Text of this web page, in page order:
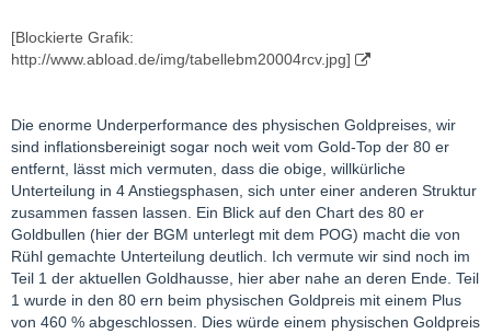
[Blockierte Grafik:
http://www.abload.de/img/tabellebm20004rcv.jpg]
Die enorme Underperformance des physischen Goldpreises, wir
sind inflationsbereinigt sogar noch weit vom Gold-Top der 80 er
entfernt, lässt mich vermuten, dass die obige, willkürliche
Unterteilung in 4 Anstiegsphasen, sich unter einer anderen Struktur
zusammen fassen lassen. Ein Blick auf den Chart des 80 er
Goldbullen (hier der BGM unterlegt mit dem POG) macht die von
Rühl gemachte Unterteilung deutlich. Ich vermute wir sind noch im
Teil 1 der aktuellen Goldhausse, hier aber nahe an deren Ende. Teil
1 wurde in den 80 ern beim physischen Goldpreis mit einem Plus
von 460 % abgeschlossen. Dies würde einem physischen Goldpreis